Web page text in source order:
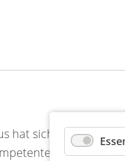
hat sich dieES